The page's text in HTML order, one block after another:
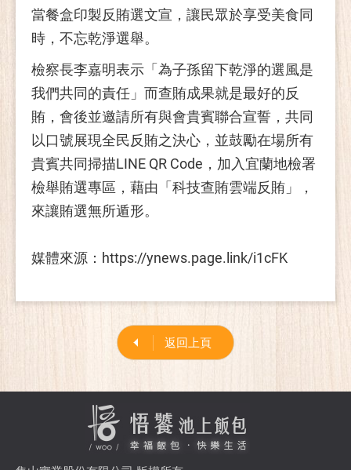
當餐盒印製反賄選文宣，讓民眾於享受美食同
時，不忘乾淨選舉。
檢察長李嘉明表示「為子孫留下乾淨的選風是
我們共同的責任」而查賄成果就是最好的反
賄，會後並邀請所有與會貴賓聯合宣誓，共同
以口號展現全民反賄之決心，並鼓勵在場所有
貴賓共同掃描LINE QR Code，加入宜蘭地檢署
檢舉賄選專區，藉由「科技查賄雲端反賄」，
來讓賄選無所遁形。
媒體來源：https://ynews.page.link/i1cFK
返回上頁